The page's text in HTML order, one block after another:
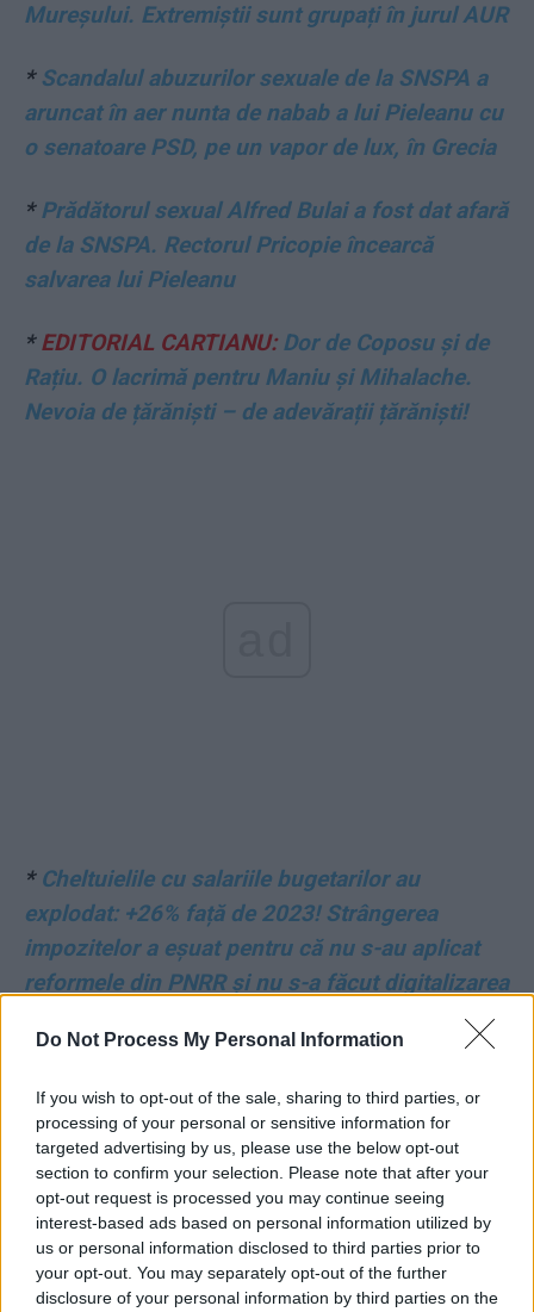
Do Not Process My Personal Information
If you wish to opt-out of the sale, sharing to third parties, or
processing of your personal or sensitive information for
targeted advertising by us, please use the below opt-out
section to confirm your selection. Please note that after your
opt-out request is processed you may continue seeing
interest-based ads based on personal information utilized by
us or personal information disclosed to third parties prior to
your opt-out. You may separately opt-out of the further
disclosure of your personal information by third parties on the
Mureșului. Extremiștii sunt grupați în jurul AUR
* Scandalul abuzurilor sexuale de la SNSPA a
aruncat în aer nunta de nabab a lui Pieleanu cu
o senatoare PSD, pe un vapor de lux, în Grecia
*Prădătorul sexual Alfred Bulai a fost dat afară
de la SNSPA. Rectorul Pricopie încearcă
salvarea lui Pieleanu
*EDITORIAL CARTIANU:Dor de Coposu și de
Rațiu. O lacrimă pentru Maniu și Mihalache.
Nevoia de țărăniști – de adevărații țărăniști!
* Cheltuielile cu salariile bugetarilor au
explodat: +26% față de 2023! Strângerea
impozitelor a eșuat pentru că nu s-au aplicat
reformele din PNRR și nu s-a făcut digitalizarea
*Catastrofa PNRR: România încă se chinuie să
deja la a 5-a. Șansele să obținem o prelungire a
termenului de plată sunt foarte mici, banii se
vor pierde
*VIDEO. „Socialiștii de caviar“: Grindeanu,
filmat când își ascundea ceasul scump în